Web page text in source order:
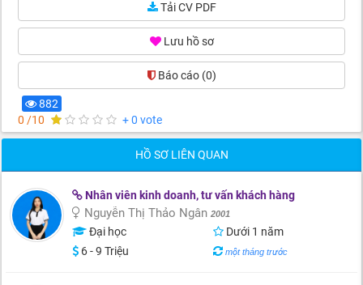
Tải CV PDF
Lưu hồ sơ
Báo cáo (0)
882
0 /10
+ 0 vote
HỒ SƠ LIÊN QUAN
Nhân viên kinh doanh, tư vấn khách hàng
Nguyễn Thị Thảo Ngân 2001
Đại học
Dưới 1 năm
6 - 9 Triệu
một tháng trước